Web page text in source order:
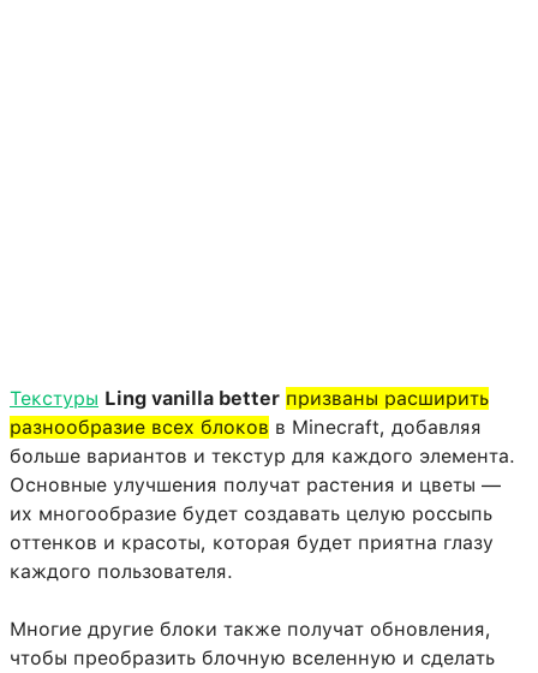
Текстуры Ling vanilla better призваны расширить
разнообразие всех блоков в Minecraft, добавляя
больше вариантов и текстур для каждого элемента.
Основные улучшения получат растения и цветы —
их многообразие будет создавать целую россыпь
оттенков и красоты, которая будет приятна глазу
каждого пользователя.
Многие другие блоки также получат обновления,
чтобы преобразить блочную вселенную и сделать